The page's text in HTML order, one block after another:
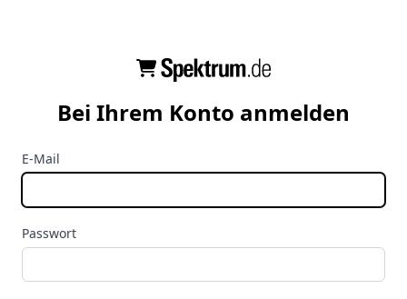
Bei Ihrem Konto anmelden
E-Mail
Passwort